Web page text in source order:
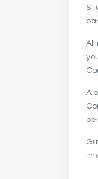
All
A